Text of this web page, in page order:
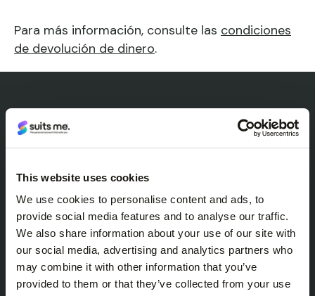
This website uses cookies
We use cookies to personalise content and ads, to
provide social media features and to analyse our traffic.
We also share information about your use of our site with
our social media, advertising and analytics partners who
may combine it with other information that you’ve
provided to them or that they’ve collected from your use
Para más información, consulte las condiciones
de devolución de dinero.